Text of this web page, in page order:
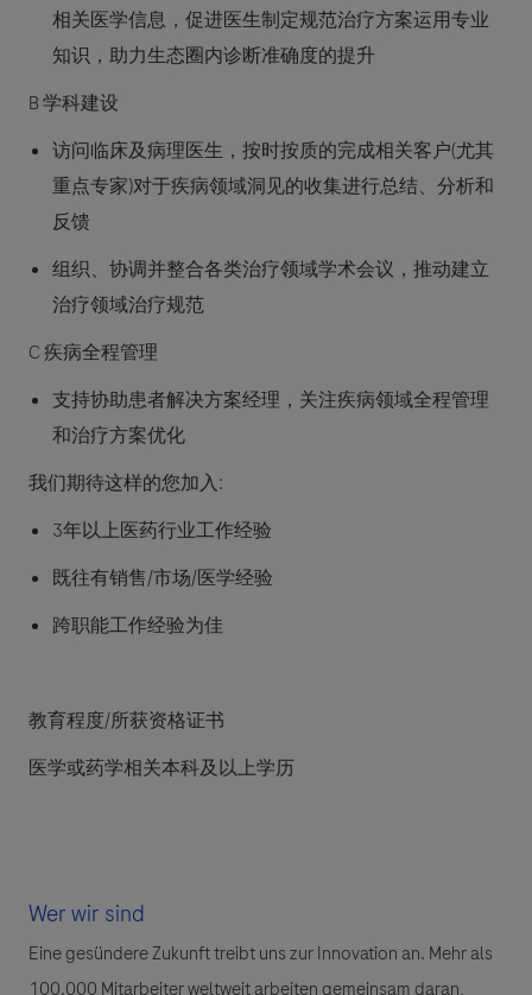
相关医学信息，促进医生制定规范治疗方案运用专业
知识，助力生态圈内诊断准确度的提升
B 学科建设
访问临床及病理医生，按时按质的完成相关客户(尤其
重点专家)对于疾病领域洞见的收集进行总结、分析和
反馈
组织、协调并整合各类治疗领域学术会议，推动建立
治疗领域治疗规范
C 疾病全程管理
支持协助患者解决方案经理，关注疾病领域全程管理
和治疗方案优化
我们期待这样的您加入:
3年以上医药行业工作经验
既往有销售/市场/医学经验
跨职能工作经验为佳
教育程度/所获资格证书
医学或药学相关本科及以上学历
Wer wir sind
Eine gesündere Zukunft treibt uns zur Innovation an. Mehr als
100.000 Mitarbeiter weltweit arbeiten gemeinsam daran,